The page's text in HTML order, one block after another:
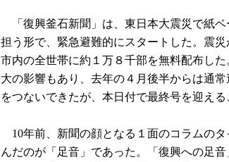
「復興釜石新聞」は、東日本大震災で紙
担う形で、緊急避難的にスタートした。震
市内の全世帯に約１万８千部を無料配布し
大の影響もあり、去年の４月後半からは通
をつないできたが、本日付で最終号を迎える
10年前、新聞の顔となる１面のコラムの
んだのが「足音」であった。「復興への足